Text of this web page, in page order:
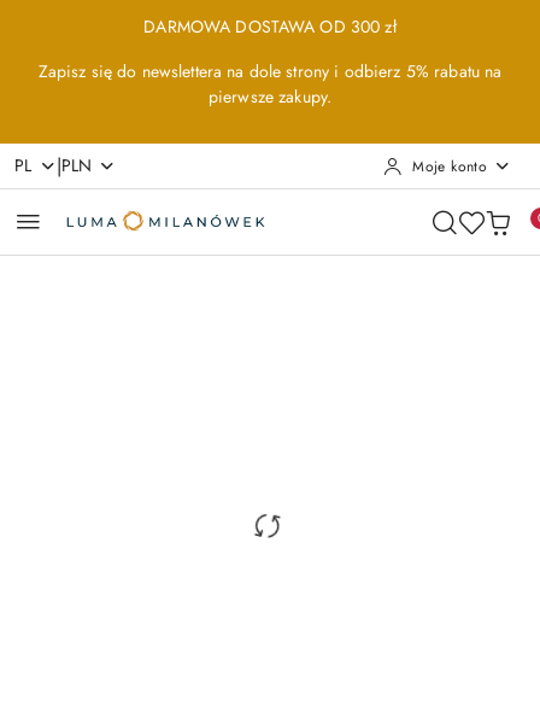
Przejdź do treści głównej
Przejdź do wyszukiwarki
Przejdź do moje konto
Przejdź do menu głównego
Przejdź do opisu produktu
Przejdź do stopkiDARMOWA DOSTAWA OD 300 zł
Zapisz się do newslettera na dole strony i odbierz 5% rabatu na
pierwsze zakupy.
PL |PLN Moje konto